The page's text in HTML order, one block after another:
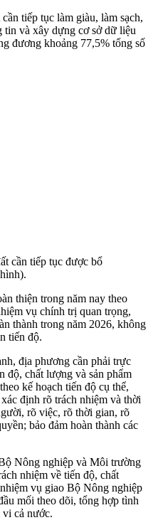
tiếp tục làm giàu, làm sạch,
tin và xây dựng cơ sở dữ liệu
đương khoảng 77,5% tổng số
cần tiếp tục được bổ
thiện trong năm nay theo
vụ chính trị quan trọng,
thành trong năm 2026, không
tiến độ.
địa phương cần phải trực
độ, chất lượng và sản phẩm
kế hoạch tiến độ cụ thể,
định rõ trách nhiệm và thời
rõ việc, rõ thời gian, rõ
bảo đảm hoàn thành các
Nông nghiệp và Môi trường
nhiệm về tiến độ, chất
vụ giao Bộ Nông nghiệp
mối theo dõi, tổng hợp tình
cả nước.